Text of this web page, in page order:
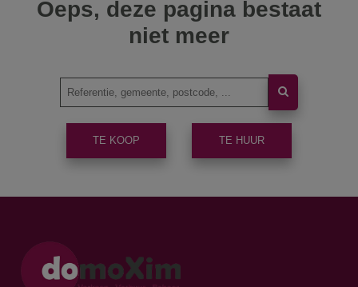
Oeps, deze pagina bestaat
niet meer
TE KOOP TE HUUR